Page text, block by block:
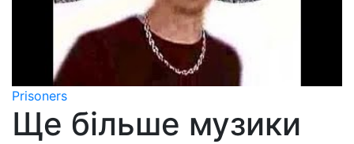
Prisoners
Ще більше музики